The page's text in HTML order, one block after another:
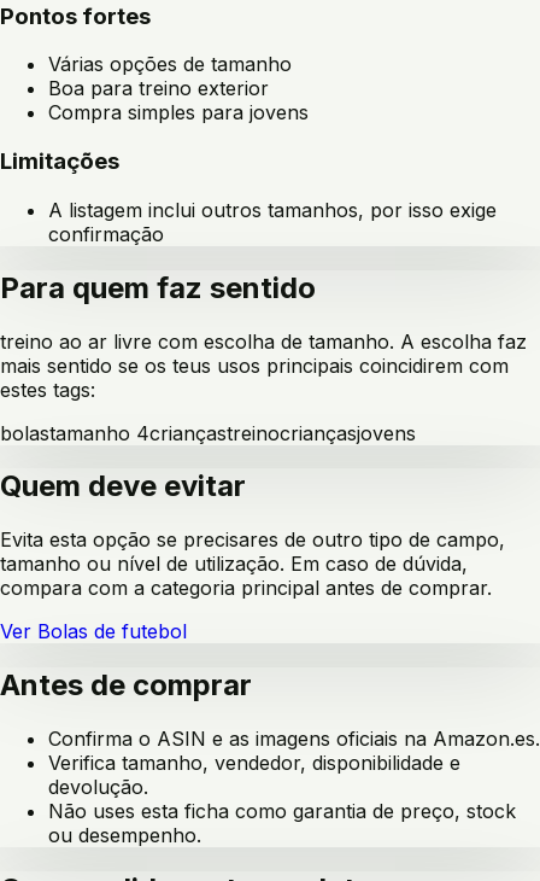
Pontos fortes
Várias opções de tamanho
Boa para treino exterior
Compra simples para jovens
Limitações
A listagem inclui outros tamanhos, por isso exige
confirmação
Para quem faz sentido
treino ao ar livre com escolha de tamanho. A escolha faz
mais sentido se os teus usos principais coincidirem com
estes tags:
bolastamanho 4criançastreinocriançasjovens
Quem deve evitar
Evita esta opção se precisares de outro tipo de campo,
tamanho ou nível de utilização. Em caso de dúvida,
compara com a categoria principal antes de comprar.
Ver Bolas de futebol
Antes de comprar
Confirma o ASIN e as imagens oficiais na Amazon.es.
Verifica tamanho, vendedor, disponibilidade e
devolução.
Não uses esta ficha como garantia de preço, stock
ou desempenho.